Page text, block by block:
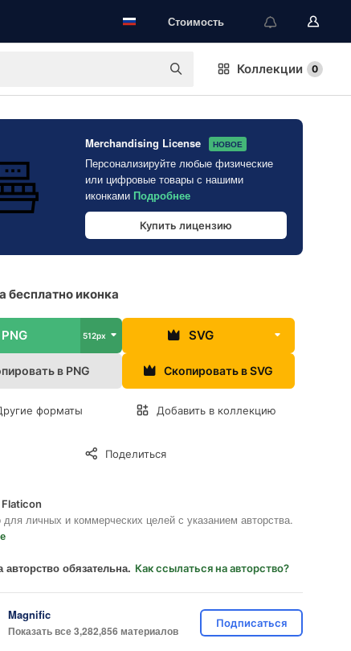
Стоимость
Коллекции 0
Merchandising License НОВОЕ
Персонализируйте любые физические
или цифровые товары с нашими
иконками Подробнее
Купить лицензию
бесплатно иконка
PNG 512px SVG
в PNG Скопировать в SVG
форматы Добавить в коллекцию
Поделиться
для личных и коммерческих целей с указанием авторства.
обязательна. Как ссылаться на авторство?
Magnific
Показать все 3,282,856 материалов
Подписаться